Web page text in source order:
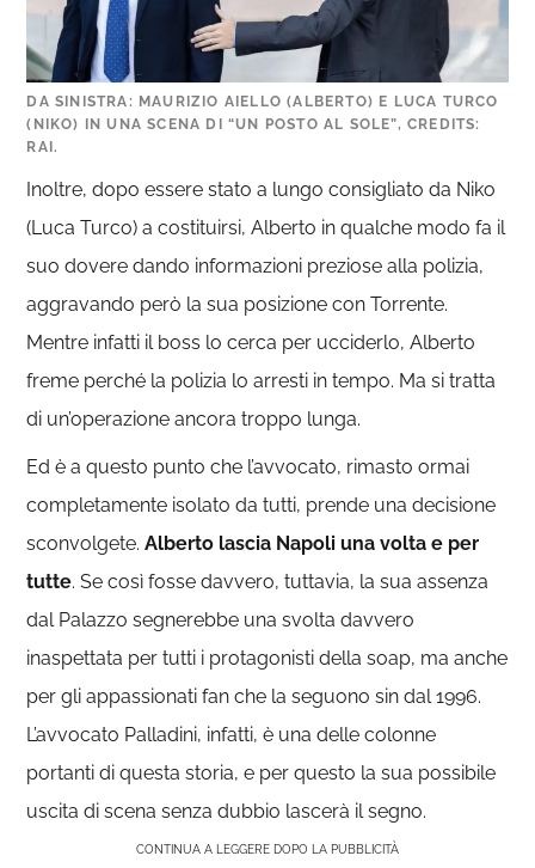
DA SINISTRA: MAURIZIO AIELLO (ALBERTO) E LUCA TURCO
(NIKO) IN UNA SCENA DI “UN POSTO AL SOLE”, CREDITS:
RAI.
Inoltre, dopo essere stato a lungo consigliato da Niko
(Luca Turco) a costituirsi, Alberto in qualche modo fa il
suo dovere dando informazioni preziose alla polizia,
aggravando però la sua posizione con Torrente.
Mentre infatti il boss lo cerca per ucciderlo, Alberto
freme perché la polizia lo arresti in tempo. Ma si tratta
di un’operazione ancora troppo lunga.
Ed è a questo punto che l’avvocato, rimasto ormai
completamente isolato da tutti, prende una decisione
sconvolgete.Alberto lascia Napoli una volta e per
tutte. Se così fosse davvero, tuttavia, la sua assenza
dal Palazzo segnerebbe una svolta davvero
inaspettata per tutti i protagonisti della soap, ma anche
per gli appassionati fan che la seguono sin dal 1996.
L’avvocato Palladini, infatti, è una delle colonne
portanti di questa storia, e per questo la sua possibile
uscita di scena senza dubbio lascerà il segno.
CONTINUA A LEGGERE DOPO LA PUBBLICITÀ